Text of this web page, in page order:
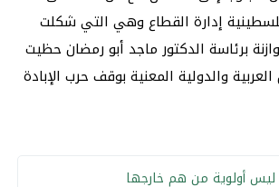
إدارة القطاع وهي التي شكلت
برئاسة الدكتور ماجد أبو رمضان حظيت
والدولية المعنية بوقف حرب الإبادة
ليس أولوية من هم خارجها